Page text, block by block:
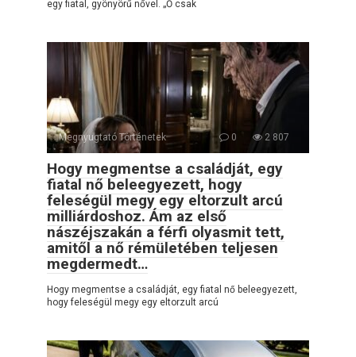
egy fiatal, gyönyörű nővel. „Ő csak
Megnyugtató Történetek 0 2 807
Hogy megmentse a családját, egy
fiatal nő beleegyezett, hogy
feleségül megy egy eltorzult arcú
milliárdoshoz. Ám az első
nászéjszakán a férfi olyasmit tett,
amitől a nő rémületében teljesen
megdermedt…
Hogy megmentse a családját, egy fiatal nő beleegyezett,
hogy feleségül megy egy eltorzult arcú